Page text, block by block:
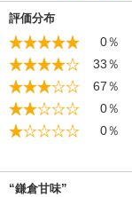
評価分布
0％
33％
67％
0％
0％
“鎌倉甘味”